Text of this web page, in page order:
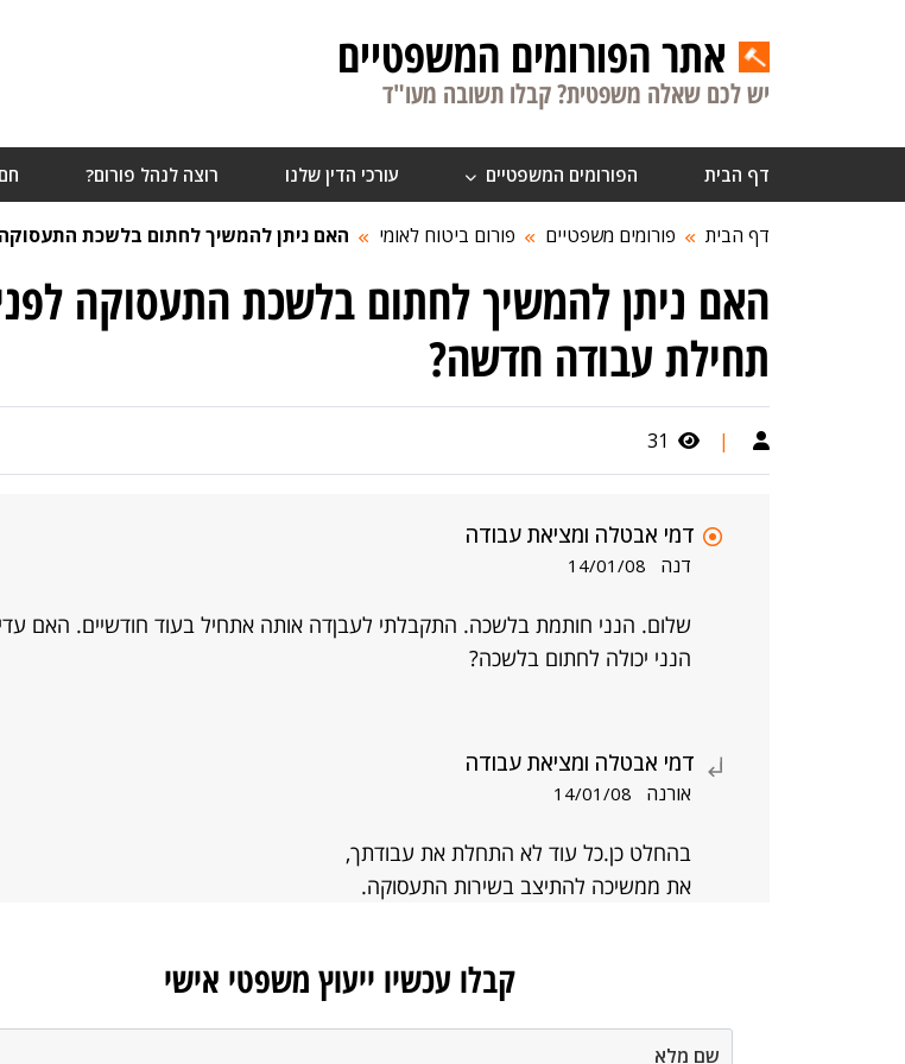
אתר הפורומים המשפטיים
יש לכם שאלה משפטית? קבלו תשובה מעו"ד
דף הבית הפורומים המשפטיים עורכי הדין שלנו רוצה לנהל פורום?
דף הבית פורומים משפטיים פורום ביטוח לאומי האם ניתן להמשיך לחתום בלשכת
האם ניתן להמשיך לחתום בלשכת התעסוקה
תחילת עבודה חדשה?
|
31
דמי אבטלה ומציאת עבודה
דנה 14/01/08
שלום. הנני חותמת בלשכה. התקבלתי לעבןדה אותה אתחיל בעוד חודשיים. האם
הנני יכולה לחתום בלשכה?
דמי אבטלה ומציאת עבודה
אורנה 14/01/08
בהחלט כן.כל עוד לא התחלת את עבודתך,
את ממשיכה להתיצב בשירות התעסוקה.
קבלו עכשיו ייעוץ משפטי אישי